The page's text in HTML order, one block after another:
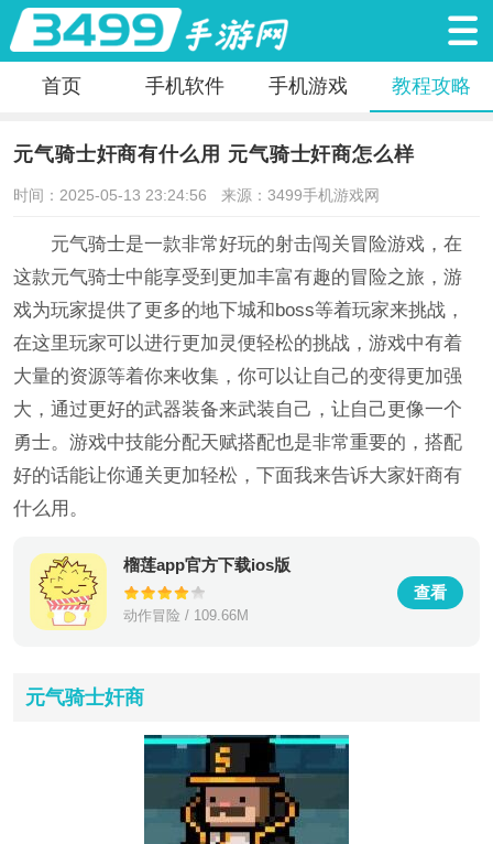
首页 手机软件 手机游戏 教程攻略
元气骑士奸商有什么用 元气骑士奸商怎么样
时间：2025-05-13 23:24:56 来源：3499手机游戏网
元气骑士是一款非常好玩的射击闯关冒险游戏，在
这款元气骑士中能享受到更加丰富有趣的冒险之旅，游
戏为玩家提供了更多的地下城和boss等着玩家来挑战，
在这里玩家可以进行更加灵便轻松的挑战，游戏中有着
大量的资源等着你来收集，你可以让自己的变得更加强
大，通过更好的武器装备来武装自己，让自己更像一个
勇士。游戏中技能分配天赋搭配也是非常重要的，搭配
好的话能让你通关更加轻松，下面我来告诉大家奸商有
什么用。
榴莲app官方下载ios版
动作冒险 / 109.66M
查看
元气骑士奸商